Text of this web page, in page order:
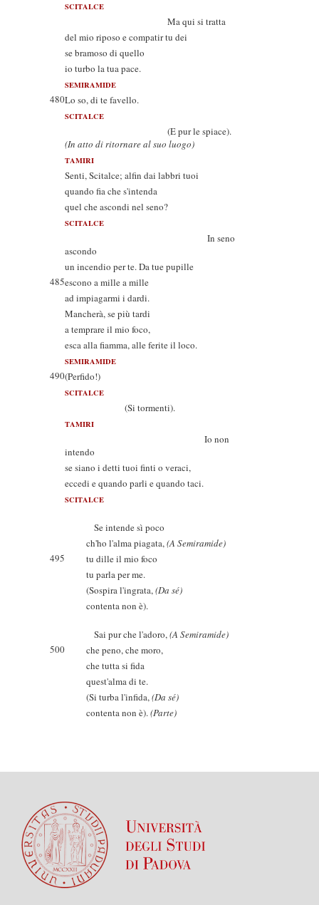
SCITALCE
Ma qui si tratta
del mio riposo e compatir tu dei
se bramoso di quello
io turbo la tua pace.
SEMIRAMIDE
480Lo so, di te favello.
SCITALCE
(E pur le spiace).
(In atto di ritornare al suo luogo)
TAMIRI
Senti, Scitalce; alfin dai labbri tuoi
quando fia che s'intenda
quel che ascondi nel seno?
SCITALCE
In seno
ascondo
un incendio per te. Da tue pupille
485escono a mille a mille
ad impiagarmi i dardi.
Mancherà, se più tardi
a temprare il mio foco,
esca alla fiamma, alle ferite il loco.
SEMIRAMIDE
490(Perfido!)
SCITALCE
(Si tormenti).
TAMIRI
Io non
intendo
se siano i detti tuoi finti o veraci,
eccedi e quando parli e quando taci.
SCITALCE
Se intende sì poco
ch'ho l'alma piagata,(A Semiramide)
495
tu dille il mio foco
tu parla per me.
(Sospira l'ingrata,(Da sé)
contenta non è).
Sai pur che l'adoro,(A Semiramide)
500
che peno, che moro,
che tutta si fida
quest'alma di te.
(Si turba l'infida,(Da sé)
contenta non è).(Parte)